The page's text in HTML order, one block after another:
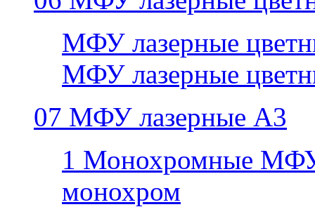
МФУ лазерные
МФУ лазерные
07 МФУ лазерные А3
1 Монохромные
монохром